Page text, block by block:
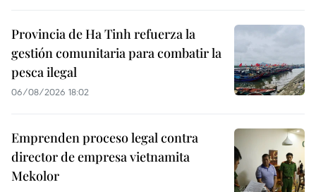
Provincia de Ha Tinh refuerza la
gestión comunitaria para combatir la
pesca ilegal
06/08/2026 18:02
Emprenden proceso legal contra
director de empresa vietnamita
Mekolor